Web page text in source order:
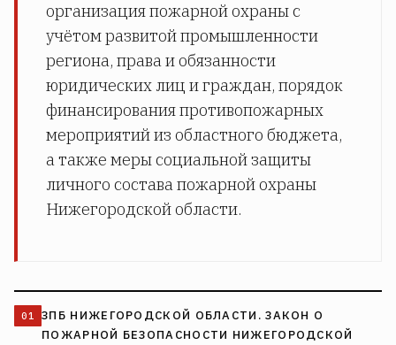
организация пожарной охраны с
учётом развитой промышленности
региона, права и обязанности
юридических лиц и граждан, порядок
финансирования противопожарных
мероприятий из областного бюджета,
а также меры социальной защиты
личного состава пожарной охраны
Нижегородской области.
ЗПБ НИЖЕГОРОДСКОЙ ОБЛАСТИ. ЗАКОН О
ПОЖАРНОЙ БЕЗОПАСНОСТИ НИЖЕГОРОДСКОЙ